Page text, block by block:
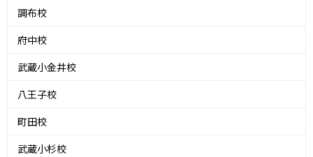
調布校
府中校
武蔵小金井校
八王子校
町田校
武蔵小杉校